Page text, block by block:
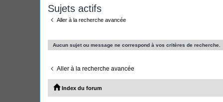
Sujets actifs
Aller à la recherche avancée
Aucun sujet ou message ne correspond à vos critères de recherche.
Aller à la recherche avancée
Index du forum